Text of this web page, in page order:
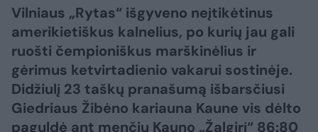
Vilniaus „Rytas“ išgyveno neįtikėtinus
amerikietiškus kalnelius, po kurių jau gali
ruošti čempioniškus marškinėlius ir
gėrimus ketvirtadienio vakarui sostinėje.
Didžiulį 23 taškų pranašumą išbarsčiusi
Giedriaus Žibėno kariauna Kaune vis dėlto
paguldė ant menčių Kauno „Žalgirį“ 86:80